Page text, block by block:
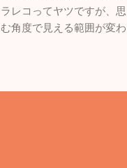
ラレコってヤツですが、
む角度で見える範囲が変